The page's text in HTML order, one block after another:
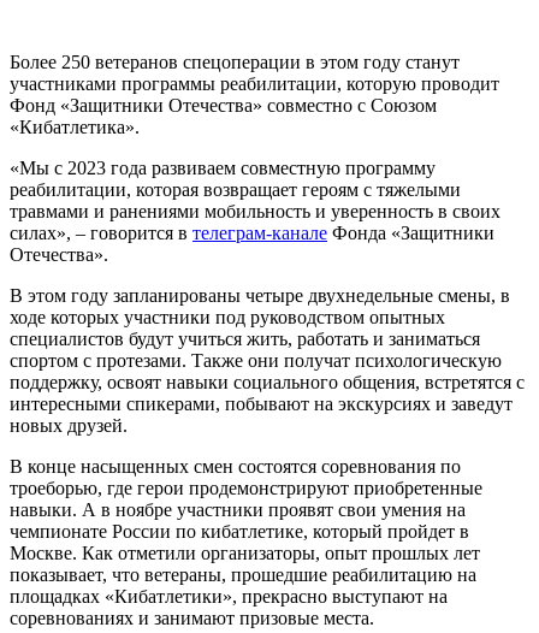
Более 250 ветеранов спецоперации в этом году станут
участниками программы реабилитации, которую проводит
Фонд «Защитники Отечества» совместно с Союзом
«Кибатлетика».
«Мы с 2023 года развиваем совместную программу
реабилитации, которая возвращает героям с тяжелыми
травмами и ранениями мобильность и уверенность в своих
силах», – говорится в телеграм-канале Фонда «Защитники
Отечества».
В этом году запланированы четыре двухнедельные смены, в
ходе которых участники под руководством опытных
специалистов будут учиться жить, работать и заниматься
спортом с протезами. Также они получат психологическую
поддержку, освоят навыки социального общения, встретятся с
интересными спикерами, побывают на экскурсиях и заведут
новых друзей.
В конце насыщенных смен состоятся соревнования по
троеборью, где герои продемонстрируют приобретенные
навыки. А в ноябре участники проявят свои умения на
чемпионате России по кибатлетике, который пройдет в
Москве. Как отметили организаторы, опыт прошлых лет
показывает, что ветераны, прошедшие реабилитацию на
площадках «Кибатлетики», прекрасно выступают на
соревнованиях и занимают призовые места.